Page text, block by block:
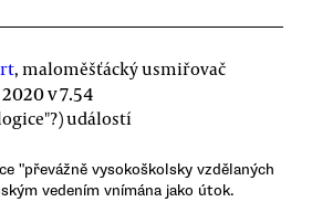
, maloměšťácký usmiřovač
v 7.54
událostí
"převážně vysokoškolsky vzdělaných
vedením vnímána jako útok.